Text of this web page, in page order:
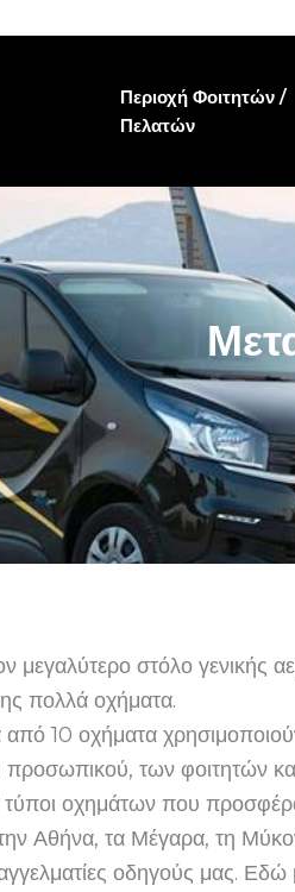
Περιοχή Φοιτητών /
Πελατών
μεγαλύτερο στόλο
πολλά οχήματα.
10 οχήματα
των φοιτητών
τύποι οχημάτων που
Αθήνα, τα Μέγαρα, τη
οδηγούς μας. Εδώ